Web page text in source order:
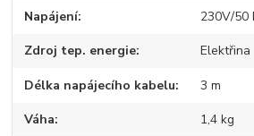
Napájení 230V/50
Zdroj tep. energie Elektřina
Délka napájecího kabelu 3 m
Váha 1,4 kg